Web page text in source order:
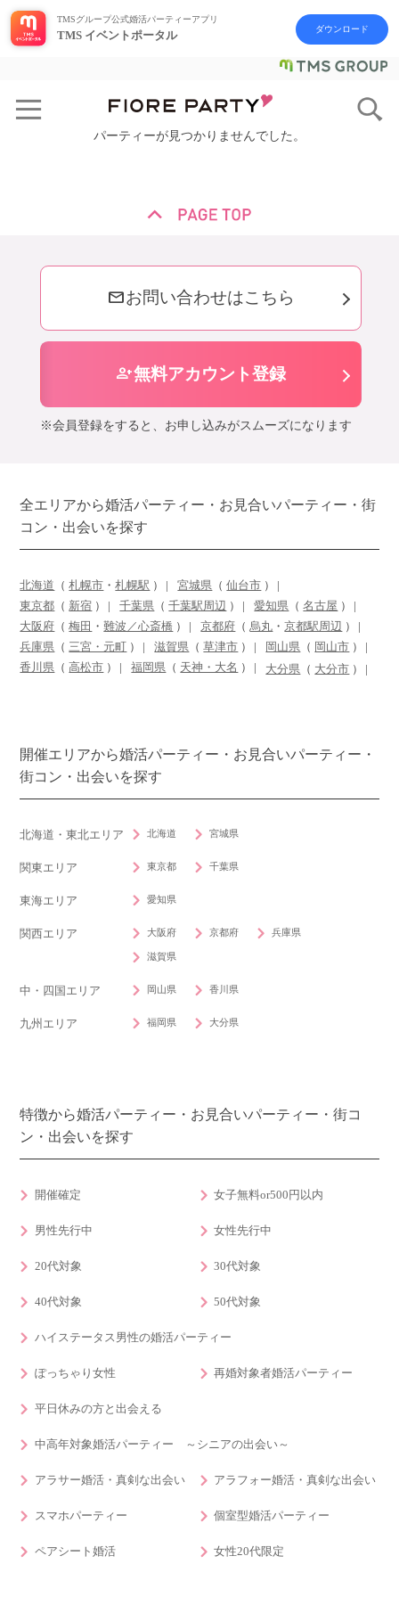
TMSグループ公式婚活パーティーアプリ
TMS イベントポータル ダウンロード
パーティーが見つかりませんでした。
mailお問い合わせはこちら
person_add無料アカウント登録
※会員登録をすると、お申し込みがスムーズになります
全エリアから婚活パーティー・お見合いパーティー・街
コン・出会いを探す
北海道 （札幌市 ・札幌駅 ） 宮城県 （仙台市 ）
東京都 （ 新宿 ） 千葉県 （千葉駅周辺 ） 愛知県 （名古屋 ）
大阪府 （梅田 ・難波／心斎橋 ） 京都府 （烏丸 ・京都駅周辺 ）
兵庫県 （三宮・元町 ） 滋賀県 （草津市 ） 岡山県 （ 岡山市 ）
香川県 （ 高松市 ） 福岡県 （ 天神・大名 ） 大分県 （ 大分市 ）
開催エリアから婚活パーティー・お見合いパーティー・
街コン・出会いを探す
北海道・東北エリア 北海道 宮城県
関東エリア 東京都 千葉県
東海エリア 愛知県
関西エリア 大阪府 京都府 兵庫県
滋賀県
中・四国エリア 岡山県 香川県
九州エリア 福岡県 大分県
特徴から婚活パーティー・お見合いパーティー・街コ
ン・出会いを探す
開催確定 女子無料or500円以内
男性先行中 女性先行中
20代対象 30代対象
40代対象 50代対象
ハイステータス男性の婚活パーティー
ぽっちゃり女性 再婚対象者婚活パーティー
平日休みの方と出会える
中高年対象婚活パーティー ～シニアの出会い～
アラサー婚活・真剣な出会い アラフォー婚活・真剣な出会い
スマホパーティー 個室型婚活パーティー
ペアシート婚活 女性20代限定